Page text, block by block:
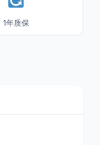
1年质保